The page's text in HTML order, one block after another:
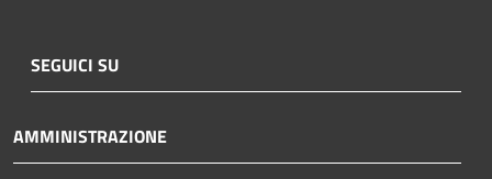
SEGUICI SU
AMMINISTRAZIONE